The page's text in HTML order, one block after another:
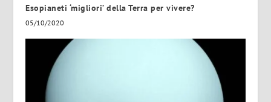
Esopianeti ‘migliori’ della Terra per vivere?
05/10/2020